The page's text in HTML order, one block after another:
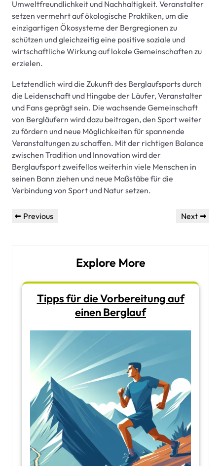
Umweltfreundlichkeit und Nachhaltigkeit. Veranstalter
setzen vermehrt auf ökologische Praktiken, um die
einzigartigen Ökosysteme der Bergregionen zu
schützen und gleichzeitig eine positive soziale und
wirtschaftliche Wirkung auf lokale Gemeinschaften zu
erzielen.
Letztendlich wird die Zukunft des Berglaufsports durch
die Leidenschaft und Hingabe der Läufer, Veranstalter
und Fans geprägt sein. Die wachsende Gemeinschaft
von Bergläufern wird dazu beitragen, den Sport weiter
zu fördern und neue Möglichkeiten für spannende
Veranstaltungen zu schaffen. Mit der richtigen Balance
zwischen Tradition und Innovation wird der
Berglaufsport zweifellos weiterhin viele Menschen in
seinen Bann ziehen und neue Maßstäbe für die
Verbindung von Sport und Natur setzen.
Beitragsnavigation
Previous
Previous
Next
Next
Explore More
Tipps für die Vorbereitung auf
einen Berglauf